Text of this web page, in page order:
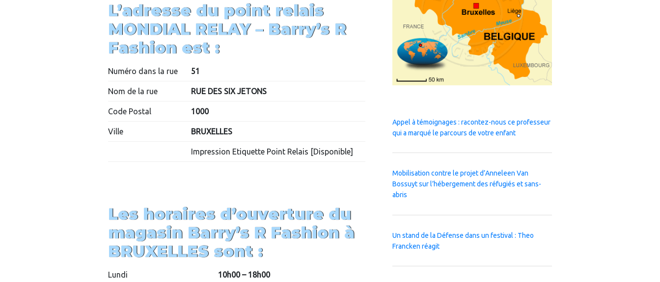
L’adresse du point relais
MONDIAL RELAY – Barry’s R
Fashion est :
Numéro dans la rue 51
Nom de la rue RUE DES SIX JETONS
Code Postal 1000
Ville BRUXELLES
Impression Etiquette Point Relais [Disponible]
Les horaires d’ouverture du
magasin Barry’s R Fashion à
BRUXELLES sont :
Lundi 10h00 – 18h00
Appel à témoignages : racontez-nous ce professeur
qui a marqué le parcours de votre enfant
Mobilisation contre le projet d’Anneleen Van
Bossuyt sur l’hébergement des réfugiés et sans-
abris
Un stand de la Défense dans un festival : Theo
Francken réagit